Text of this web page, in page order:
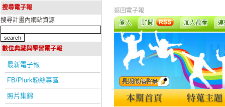
搜尋電子報
搜尋計畫內網站資源
數位典藏與學習電子報
最新電子報
FB/Plurk粉絲專區
照片集錦
返回電子報